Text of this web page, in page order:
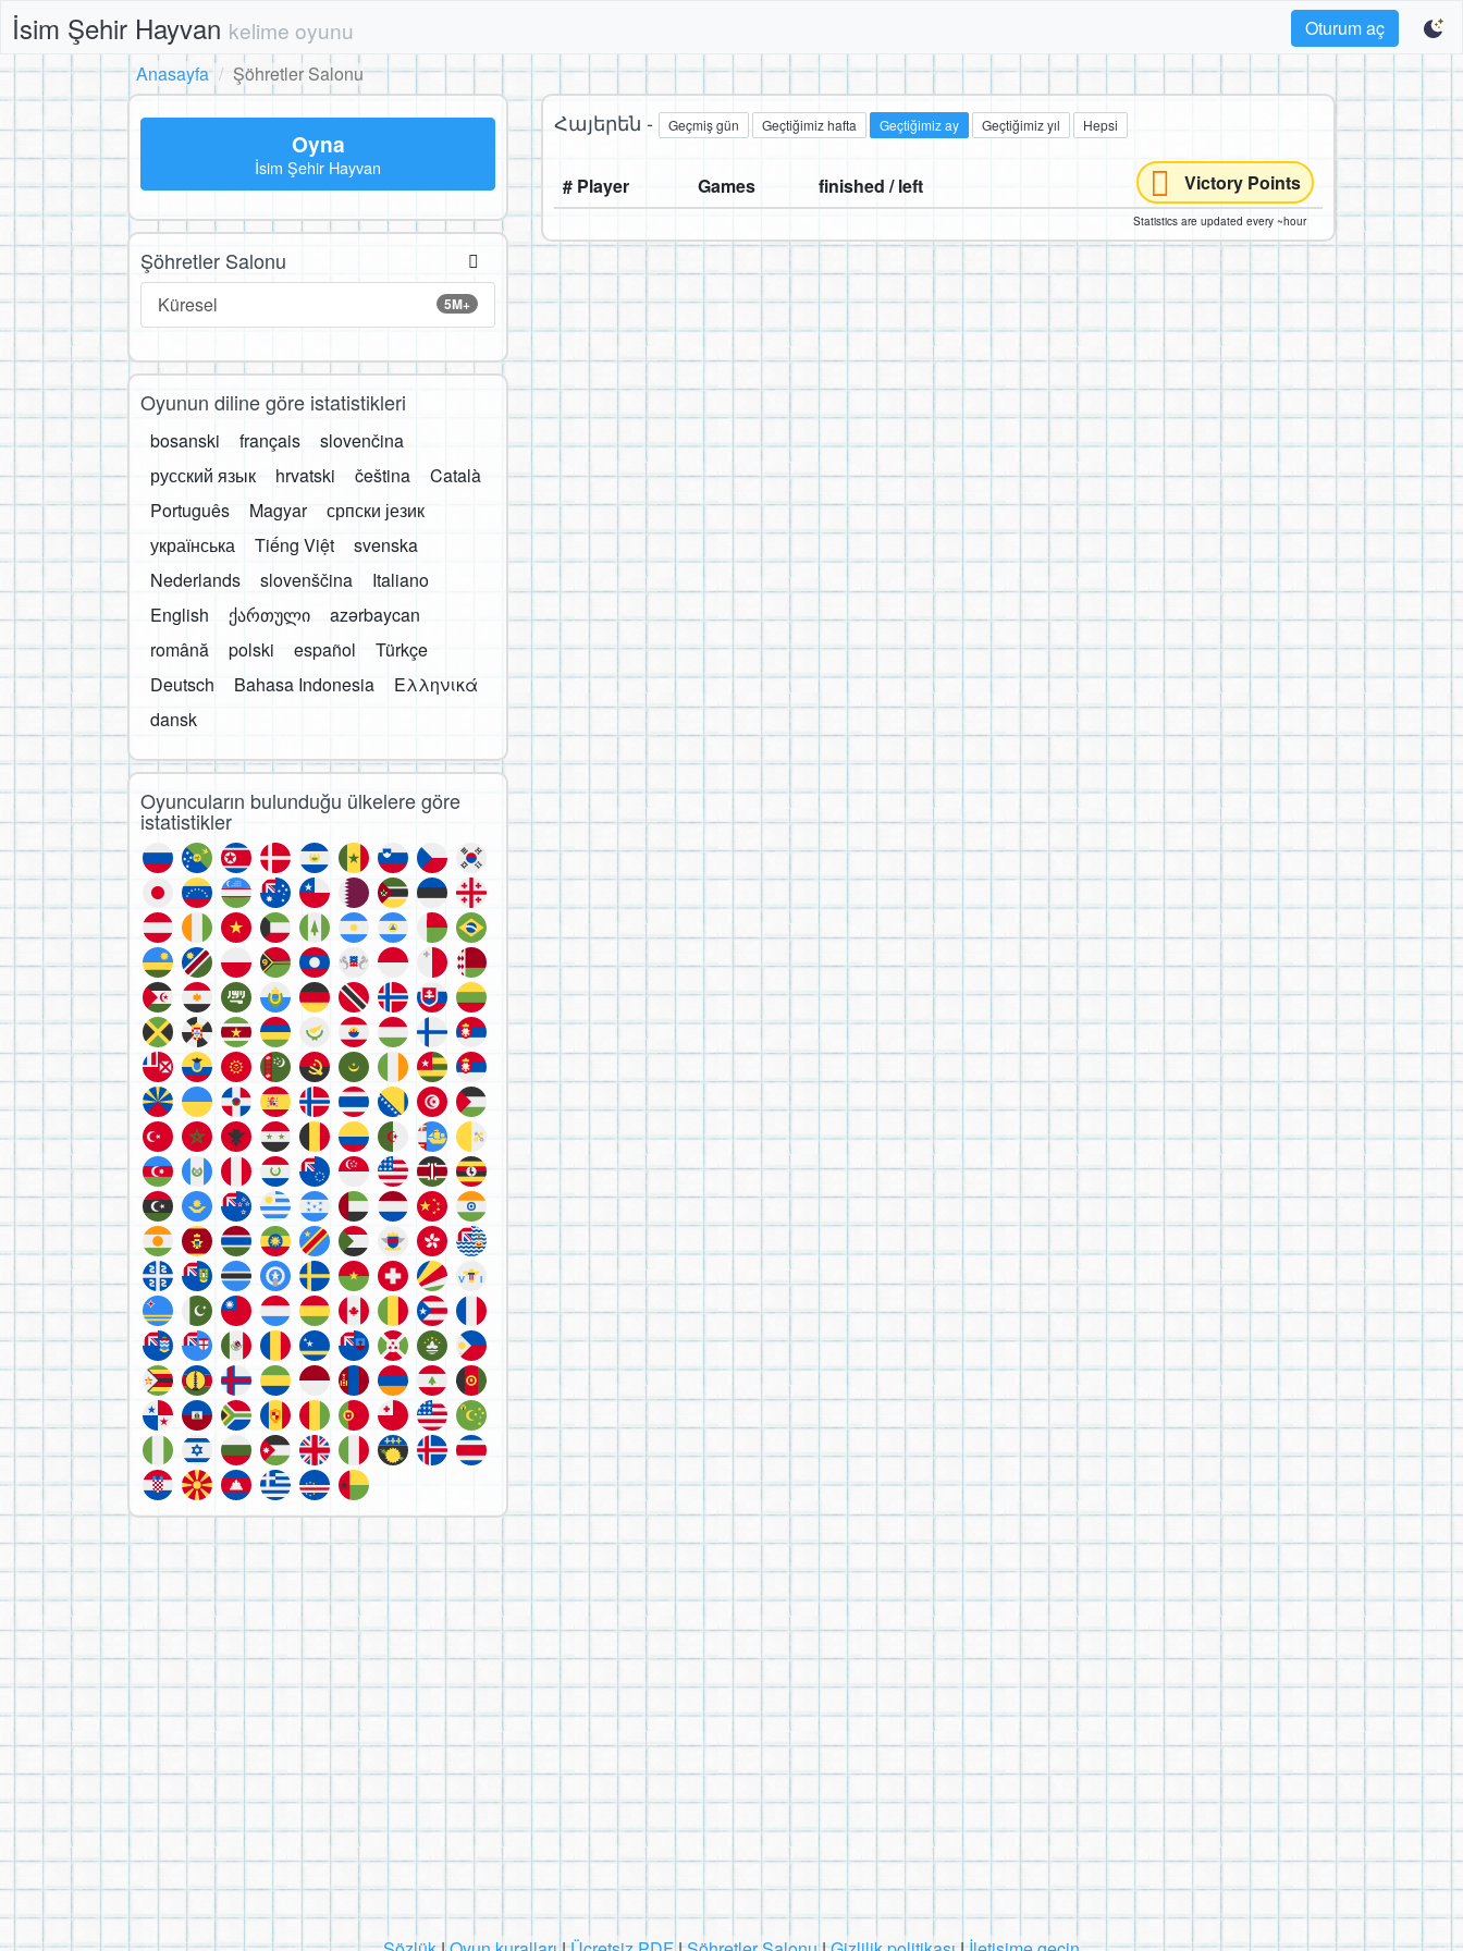
İsim Şehir Hayvan kelime oyunu
Oturum aç
Anasayfa
Şöhretler Salonu
Հայերեն - Geçmiş gün Geçtiğimiz hafta Geçtiğimiz ay Geçtiğimiz yıl Hepsi
# Player Games finished / left Victory Points
Statistics are updated every ~hour
Oyna
İsim Şehir Hayvan
Şöhretler Salonu
5M+
Küresel
Oyunun diline göre istatistikleri
bosanski français
slovenčina
русский язык
hrvatski čeština
Català
Português
Magyar
српски језик
українська
Tiếng Việt
svenska
Nederlands
slovenščina
Italiano
English
ქართული
azərbaycan
română
polski español
Türkçe
Deutsch
Bahasa Indonesia
Ελληνικά
dansk
Oyuncuların bulunduğu ülkelere göre
istatistikler